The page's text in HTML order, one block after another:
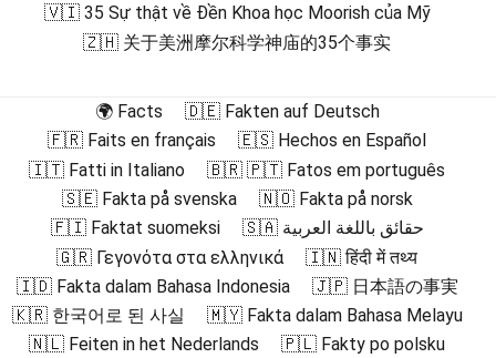
🇻🇮 35 Sự thật về Đền Khoa học Moorish của Mỹ
🇿🇭 关于美洲摩尔科学神庙的35个事实
🌍 Facts
🇩🇪 Fakten auf Deutsch
🇫🇷 Faits en français
🇪🇸 Hechos en Español
🇮🇹 Fatti in Italiano
🇧🇷 🇵🇹 Fatos em português
🇸🇪 Fakta på svenska
🇳🇴 Fakta på norsk
🇫🇮 Faktat suomeksi
🇸🇦 حقائق باللغة العربية
🇬🇷 Γεγονότα στα ελληνικά
🇮🇳 हिंदी में तथ्य
🇮🇩 Fakta dalam Bahasa Indonesia
🇯🇵 日本語の事実
🇰🇷 한국어로 된 사실
🇲🇾 Fakta dalam Bahasa Melayu
🇳🇱 Feiten in het Nederlands
🇵🇱 Fakty po polsku